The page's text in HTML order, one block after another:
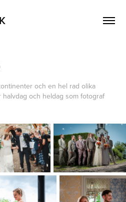
och en hel rad olika
och heldag som fotograf